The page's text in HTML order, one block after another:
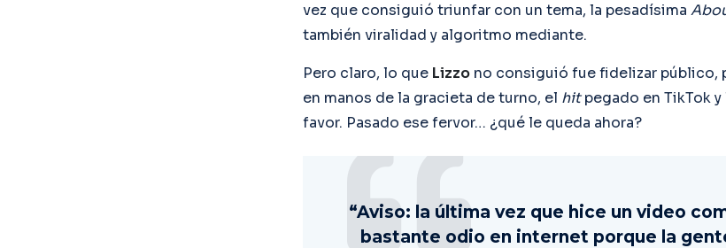
vez que consiguió triunfar con un tema, la pesadísima
también viralidad y algoritmo mediante.
Pero claro, lo que Lizzo no consiguió fue fidelizar público,
en manos de la gracieta de turno, el hitpegado en TikTok
favor. Pasado ese fervor… ¿qué le queda ahora?
“Aviso: la última vez que hice un video
bastante odio en internet porque la